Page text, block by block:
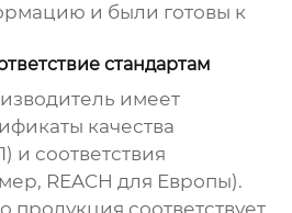
и были готовы к
стандартам
имеет
качества
и соответствия
REACH для Европы).